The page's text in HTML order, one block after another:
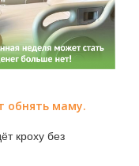
обнять маму.
кроху без